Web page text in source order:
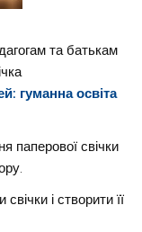
та батькам
гуманна освіта
паперової свічки
і створити її